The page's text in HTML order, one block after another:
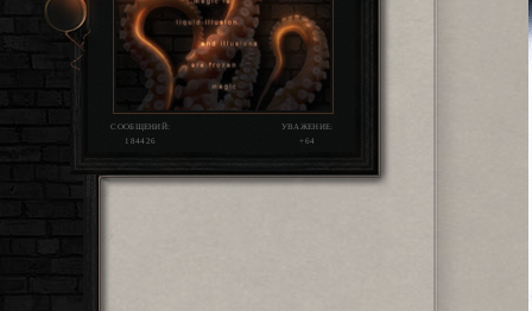
СООБЩЕНИЙ:
184426
УВАЖЕНИЕ:
+64